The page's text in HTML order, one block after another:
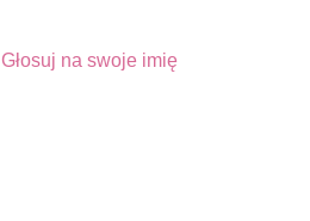
Głosuj na swoje imię